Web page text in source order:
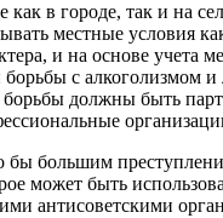
как в городе, так и на
местные условия
и на основе учета
борьбы с алкоголизмом
борьбы должны быть
бы большим
может быть
антисоветскими